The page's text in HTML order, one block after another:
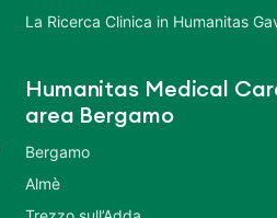
La Ricerca Clinica in Humanitas
Humanitas Medical
area Bergamo
Bergamo
Almè